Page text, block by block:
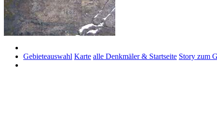
Gebieteauswahl Karte alle Denkmäler & Startseite Story zum